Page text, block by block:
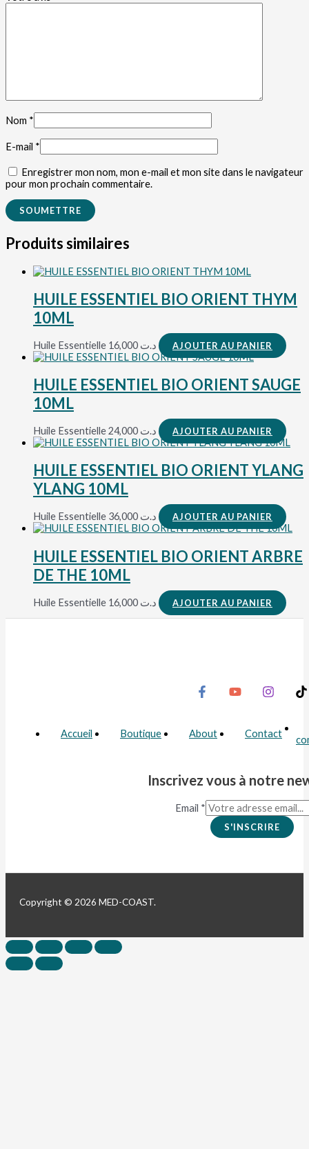
Nom *
E-mail *
Enregistrer mon nom, mon e-mail et mon site dans le navigateur
pour mon prochain commentaire.
Produits similaires
HUILE ESSENTIEL BIO ORIENT THYM
10ML
Huile Essentielle د.ت AJOUTER AU PANIER
HUILE ESSENTIEL BIO ORIENT SAUGE
10ML
Huile Essentielle د.ت AJOUTER AU PANIER
HUILE ESSENTIEL BIO ORIENT YLANG
YLANG 10ML
Huile Essentielle د.ت AJOUTER AU PANIER
HUILE ESSENTIEL BIO ORIENT ARBRE
DE THE 10ML
Huile Essentielle د.ت AJOUTER AU PANIER
Accueil Boutique About Contact
Inscrivez vous à notre
Email *
S'INSCRIRE
Copyright © 2026 MED-COAST.